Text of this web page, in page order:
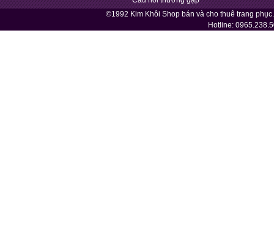
©1992 Kim Khôi Shop bán và cho thuê trang
Hotline: